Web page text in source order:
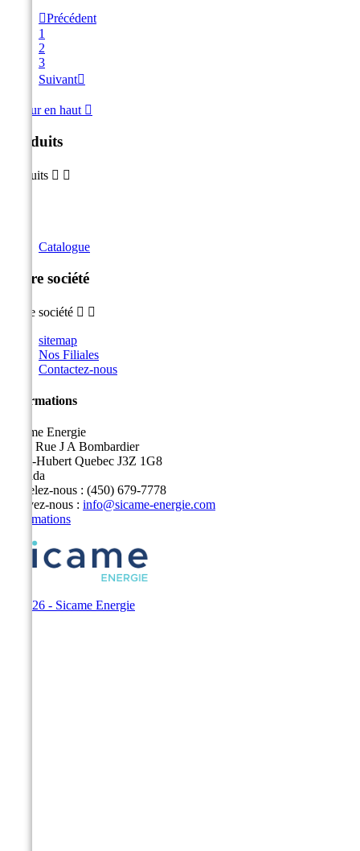
Précédent
1
2
3
Suivant
Retour en haut 
Produits
Produits  
Catalogue
Notre société
Notre société  
sitemap
Nos Filiales
Contactez-nous
Informations
Sicame Energie
5400 Rue J A Bombardier
Saint-Hubert Quebec J3Z 1G8
Canada
Appelez-nous : (450) 679-7778
Écrivez-nous : info@sicame-energie.com
Informations
© 2026 - Sicame Energie